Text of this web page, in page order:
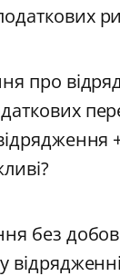
про
без